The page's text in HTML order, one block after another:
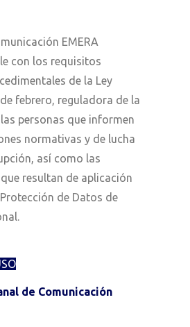
EMERA
con los requisitos
de la Ley
febrero, reguladora de la
personas que informen
normativas y de lucha
así como las
resultan de aplicación
de Datos de
de Comunicación